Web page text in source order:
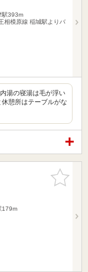
駅393m
相模原線 稲城駅よりバ
湯の寝湯は毛が浮い
憩所はテーブルがな
お気に入
りに追加
179m